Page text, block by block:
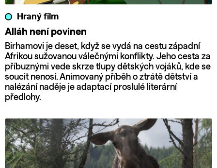
Hraný film
Alláh není povinen
Birhamovi je deset, když se vydá na cestu západní
Afrikou sužovanou válečnými konflikty. Jeho cesta za
příbuznými vede skrze tlupy dětských vojáků, kde se
soucit nenosí. Animovaný příběh o ztrátě dětství a
nalézání naděje je adaptací proslulé literární
předlohy.